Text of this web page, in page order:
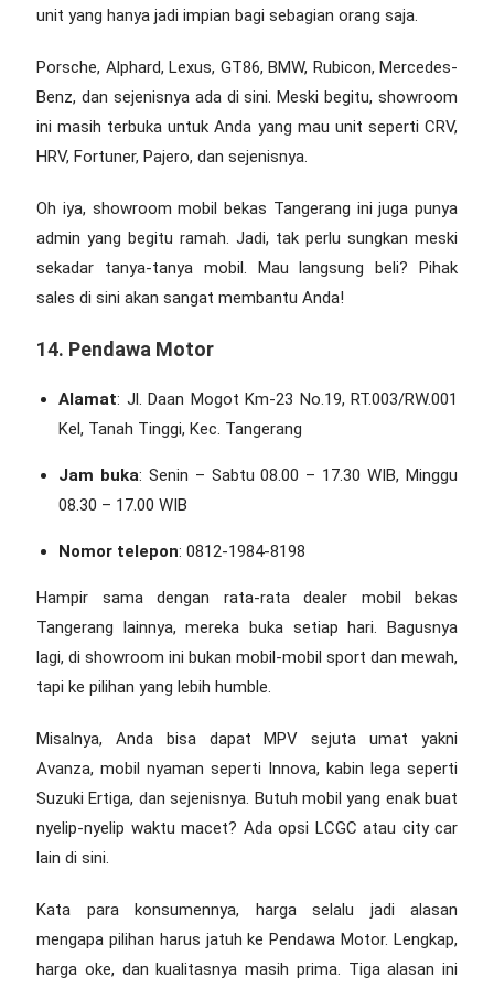
unit yang hanya jadi impian bagi sebagian orang saja.
Porsche, Alphard, Lexus, GT86, BMW, Rubicon, Mercedes-
Benz, dan sejenisnya ada di sini. Meski begitu, showroom
ini masih terbuka untuk Anda yang mau unit seperti CRV,
HRV, Fortuner, Pajero, dan sejenisnya.
Oh iya, showroom mobil bekas Tangerang ini juga punya
admin yang begitu ramah. Jadi, tak perlu sungkan meski
sekadar tanya-tanya mobil. Mau langsung beli? Pihak
sales di sini akan sangat membantu Anda!
14. Pendawa Motor
Alamat: Jl. Daan Mogot Km-23 No.19, RT.003/RW.001
Kel, Tanah Tinggi, Kec. Tangerang
Jam buka: Senin – Sabtu 08.00 – 17.30 WIB, Minggu
08.30 – 17.00 WIB
Nomor telepon: 0812-1984-8198
Hampir sama dengan rata-rata dealer mobil bekas
Tangerang lainnya, mereka buka setiap hari. Bagusnya
lagi, di showroom ini bukan mobil-mobil sport dan mewah,
tapi ke pilihan yang lebih humble.
Misalnya, Anda bisa dapat MPV sejuta umat yakni
Avanza, mobil nyaman seperti Innova, kabin lega seperti
Suzuki Ertiga, dan sejenisnya. Butuh mobil yang enak buat
nyelip-nyelip waktu macet? Ada opsi LCGC atau city car
lain di sini.
Kata para konsumennya, harga selalu jadi alasan
mengapa pilihan harus jatuh ke Pendawa Motor. Lengkap,
harga oke, dan kualitasnya masih prima. Tiga alasan ini